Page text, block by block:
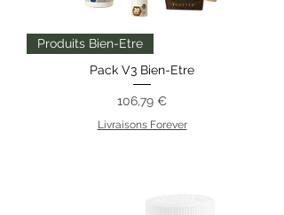
Produits Bien-Etre
Pack V3 Bien-Etre
Prix
106,79 €
Livraisons Forever